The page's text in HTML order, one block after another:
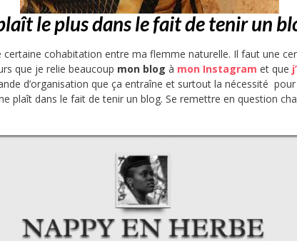
le plus dans le fait de tenir un
cohabitation entre ma flemme naturelle. Il faut une
que je relie beaucoup mon blog à mon Instagram et que
d’organisation que ça entraîne et surtout la nécessité
plaît dans le fait de tenir un blog. Se remettre en question